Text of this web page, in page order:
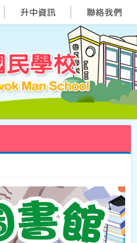
升中資訊 聯絡我們